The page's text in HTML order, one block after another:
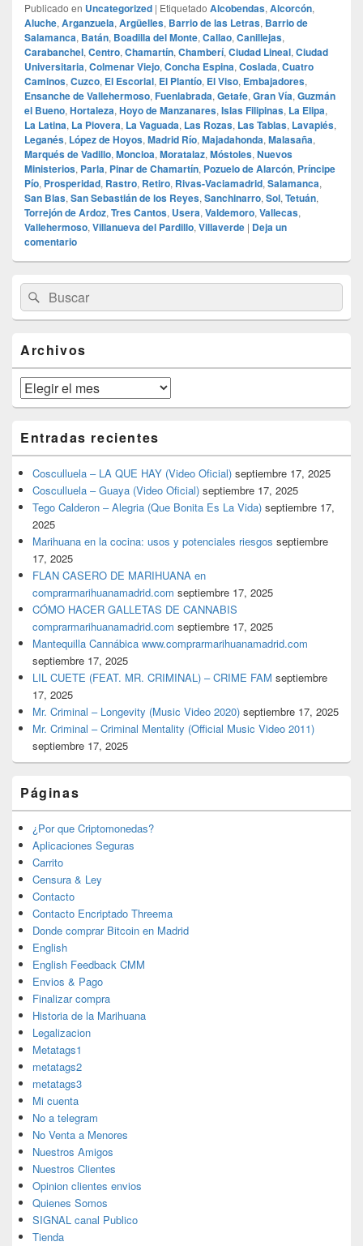
Publicado en Uncategorized | Etiquetado Alcobendas, Alcorcón,
Aluche, Arganzuela, Argüelles, Barrio de las Letras, Barrio de
Salamanca, Batán, Boadilla del Monte, Callao, Canillejas,
Carabanchel, Centro, Chamartín, Chamberí, Ciudad Lineal, Ciudad
Universitaria, Colmenar Viejo, Concha Espina, Coslada, Cuatro
Caminos, Cuzco, El Escorial, El Plantío, El Viso, Embajadores,
Ensanche de Vallehermoso, Fuenlabrada, Getafe, Gran Vía, Guzmán
el Bueno, Hortaleza, Hoyo de Manzanares, Islas Filipinas, La Elipa,
La Latina, La Piovera, La Vaguada, Las Rozas, Las Tablas, Lavapiés,
Leganés, López de Hoyos, Madrid Río, Majadahonda, Malasaña,
Marqués de Vadillo, Moncloa, Moratalaz, Móstoles, Nuevos
Ministerios, Parla, Pinar de Chamartín, Pozuelo de Alarcón, Príncipe
Pío, Prosperidad, Rastro, Retiro, Rivas-Vaciamadrid, Salamanca,
San Blas, San Sebastián de los Reyes, Sanchinarro, Sol, Tetuán,
Torrejón de Ardoz, Tres Cantos, Usera, Valdemoro, Vallecas,
Vallehermoso, Villanueva del Pardillo, Villaverde | Deja un
comentario
área
de
widget
lateral
primaria
Buscar
por:
Buscar
Archivos
Archivos
Entradas recientes
Cosculluela – LA QUE HAY (Video Oficial) septiembre 17, 2025
Cosculluela – Guaya (Video Oficial) septiembre 17, 2025
Tego Calderon – Alegria (Que Bonita Es La Vida) septiembre 17,
2025
Marihuana en la cocina: usos y potenciales riesgos septiembre
17, 2025
FLAN CASERO DE MARIHUANA en
comprarmarihuanamadrid.com septiembre 17, 2025
CÓMO HACER GALLETAS DE CANNABIS
comprarmarihuanamadrid.com septiembre 17, 2025
Mantequilla Cannábica www.comprarmarihuanamadrid.com
septiembre 17, 2025
LIL CUETE (FEAT. MR. CRIMINAL) – CRIME FAM septiembre
17, 2025
Mr. Criminal – Longevity (Music Video 2020) septiembre 17, 2025
Mr. Criminal – Criminal Mentality (Official Music Video 2011)
septiembre 17, 2025
Páginas
¿Por que Criptomonedas?
Aplicaciones Seguras
Carrito
Censura & Ley
Contacto
Contacto Encriptado Threema
Donde comprar Bitcoin en Madrid
English
English Feedback CMM
Envios & Pago
Finalizar compra
Historia de la Marihuana
Legalizacion
Metatags1
metatags2
metatags3
Mi cuenta
No a telegram
No Venta a Menores
Nuestros Amigos
Nuestros Clientes
Opinion clientes envios
Quienes Somos
SIGNAL canal Publico
Tienda